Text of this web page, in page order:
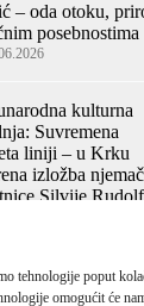
tehnologije poput
omogućit će
– oda otoku,
posebnostima
kulturna
Suvremena
liniji – u Krku
izložba
Silvije Rudolf